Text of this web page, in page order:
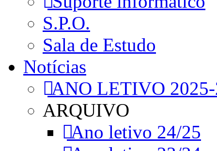
S.P.O.
Sala de Estudo
Notícias
ANO LETIVO
ARQUIVO
Ano letivo 24/25